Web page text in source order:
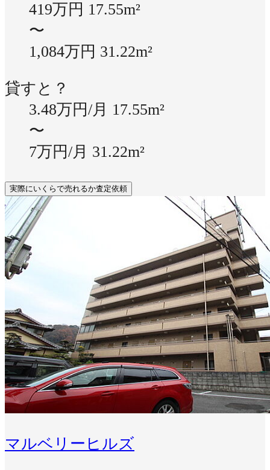
419万円 17.55m²
〜
1,084万円 31.22m²
貸すと？
3.48万円/月 17.55m²
〜
7万円/月 31.22m²
実際にいくらで売れるか査定依頼
マルベリーヒルズ